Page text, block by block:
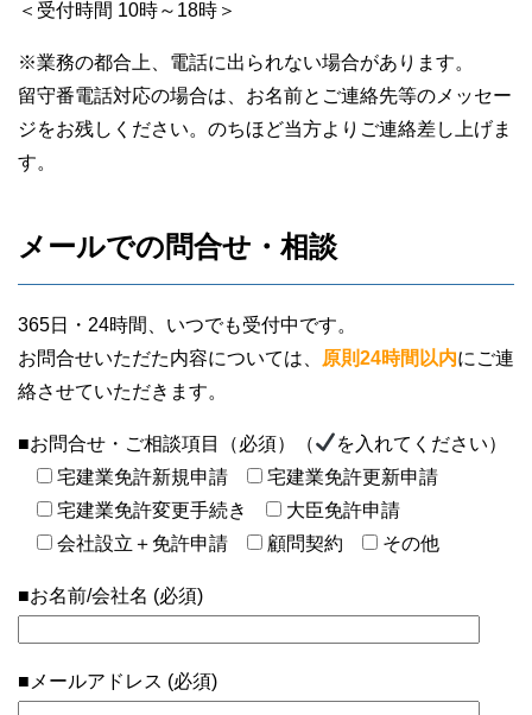
＜受付時間 10時～18時＞
※業務の都合上、電話に出られない場合があります。
留守番電話対応の場合は、お名前とご連絡先等のメッセー
ジをお残しください。のちほど当方よりご連絡差し上げま
す。
メールでの問合せ・相談
365日・24時間、いつでも受付中です。
お問合せいただた内容については、
原則24時間以内にご連
絡させていただきます。
■お問合せ・ご相談項目（必須）（
を入れてください）
宅建業免許新規申請
宅建業免許更新申請
宅建業免許変更手続き
大臣免許申請
会社設立＋免許申請
顧問契約 その他
■お名前/会社名 (必須)
■メールアドレス (必須)